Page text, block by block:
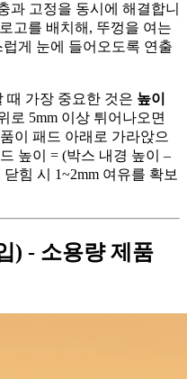
과 고정을 동시에 해결합니
고를 배치해, 뚜껑을 여는
게 눈에 들어오도록 연출
때 가장 중요한 것은 높이
로 5mm 이상 튀어나오면
이 패드 아래로 가라앉으
높이 = (박스 내경 높이 –
힘 시 1~2mm 여유를 확보
) - 소용량 제품